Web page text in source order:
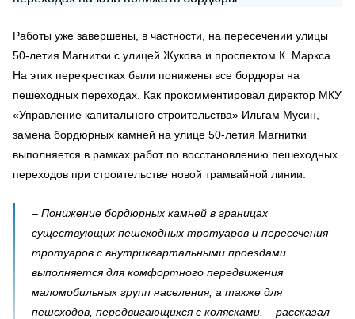
Работы уже завершены, в частности, на пересечении улицы
50-летия Магнитки с улицей Жукова и проспектом К. Маркса.
На этих перекрестках были понижены все бордюры на
пешеходных переходах. Как прокомментировал директор МКУ
«Управление капитального строительства» Ильгам Мусин,
замена бордюрных камней на улице 50-летия Магнитки
выполняется в рамках работ по восстановлению пешеходных
переходов при строительстве новой трамвайной линии.
– Понижение бордюрных камней в границах
существующих пешеходных тротуаров и пересечения
тротуаров с внутриквартальными проездами
выполняется для комфортного передвижения
маломобильных групп населения, а также для
пешеходов, передвигающихся с колясками, – рассказал